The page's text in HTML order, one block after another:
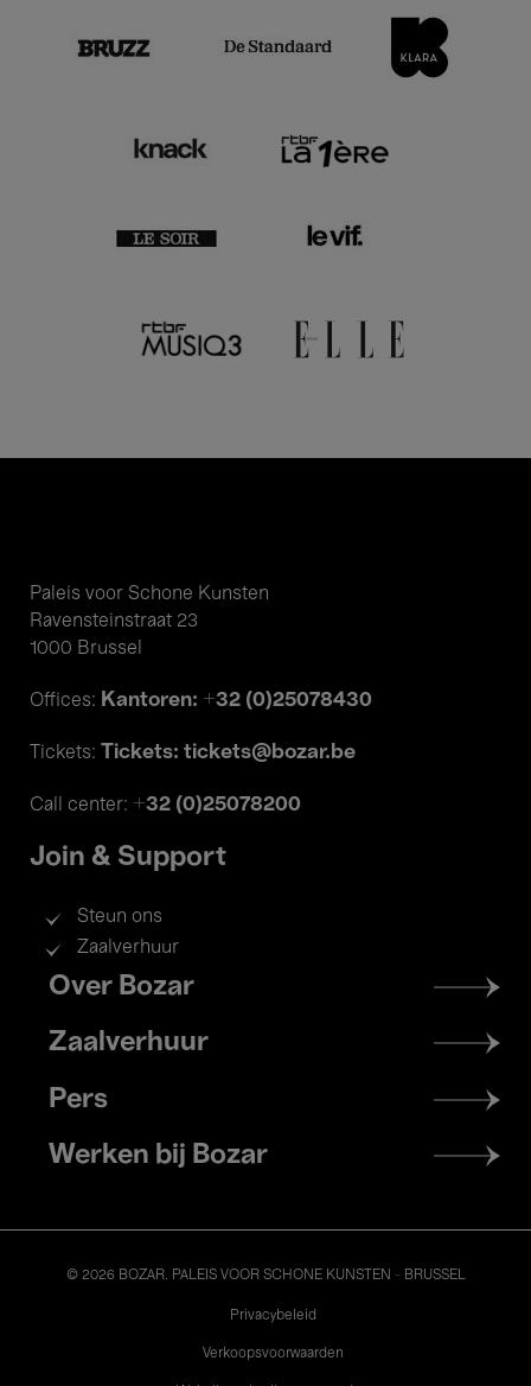
Paleis voor Schone Kunsten
Ravensteinstraat 23
1000 Brussel
Offices: Kantoren: +32 (0)25078430
Tickets: Tickets: tickets@bozar.be
Call center: +32 (0)25078200
Join & Support
Steun ons
Zaalverhuur
Footer
menu
Over Bozar
Zaalverhuur
Pers
Werken bij Bozar
© 2026 BOZAR. PALEIS VOOR SCHONE KUNSTEN - BRUSSEL
Privacybeleid
Verkoopsvoorwaarden